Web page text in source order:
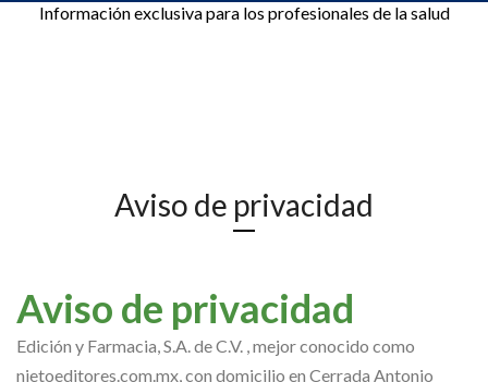
Información exclusiva para los profesionales de la salud
Aviso de privacidad
Aviso de privacidad
Edición y Farmacia, S.A. de C.V. , mejor conocido como
nietoeditores.com.mx, con domicilio en Cerrada Antonio